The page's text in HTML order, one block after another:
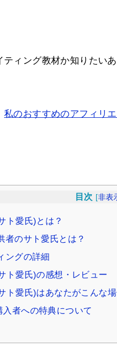
ィング教材か知りたい
私のおすすめのアフィリ
目次 [非表
ト愛氏)とは？
者のサト愛氏とは？
ングの詳細
ト愛氏)の感想・レビュー
ト愛氏)はあなたがこんな
者への特典について